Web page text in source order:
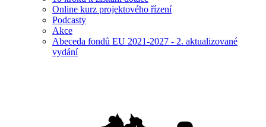
Online kurz projektového řízení
Podcasty
Akce
Abeceda fondů EU 2021-2027 - 2. aktualizované
vydání